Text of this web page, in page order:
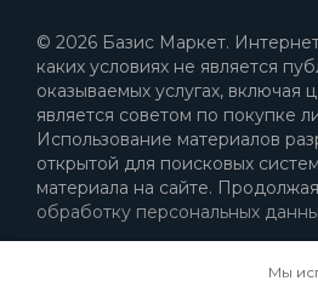
© 2026 Базис Маркет.
каких условиях не является
оказываемых услугах, включая
является советом по покупке
Использование материалов
открытой для поисковых
материала на сайте.
обработку персональных
Мы